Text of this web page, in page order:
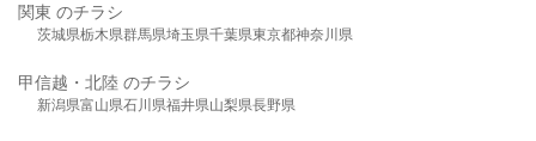
関東 のチラシ
茨城県栃木県群馬県埼玉県千葉県東京都神奈川県
甲信越・北陸 のチラシ
新潟県富山県石川県福井県山梨県長野県